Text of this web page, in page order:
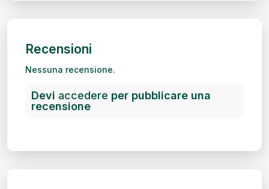
Recensioni
Nessuna recensione.
Devi accedere per pubblicare una
recensione